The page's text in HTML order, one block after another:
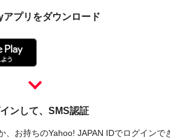
アプリをダウンロード
ンして、SMS認証
お持ちのYahoo! JAPAN IDでログインで